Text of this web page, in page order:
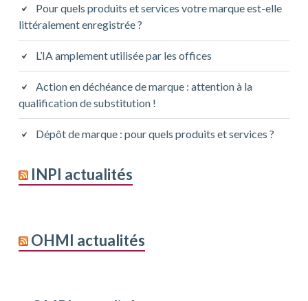
Pour quels produits et services votre marque est-elle
littéralement enregistrée ?
L’IA amplement utilisée par les offices
Action en déchéance de marque : attention à la
qualification de substitution !
Dépôt de marque : pour quels produits et services ?
INPI actualités
OHMI actualités